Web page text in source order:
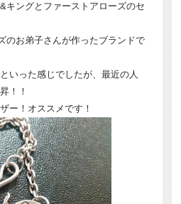
キングとファーストアローズのセ
のお弟子さんが作ったブランドで
いった感じでしたが、最近の人
！！
ー！オススメです！